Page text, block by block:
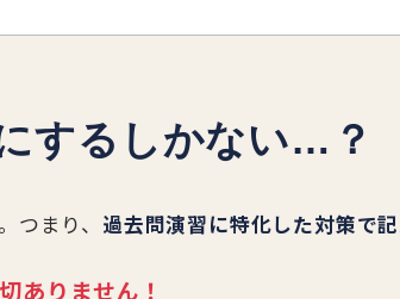
するしかない…？
まり、 過去問演習に特化した対策で
ありません！